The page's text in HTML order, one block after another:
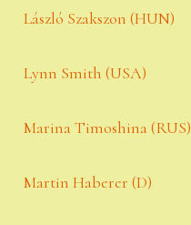
László Szakszon (HUN)
Lynn Smith (USA)
Marina Timoshina (RUS)
Martin Haberer (D)